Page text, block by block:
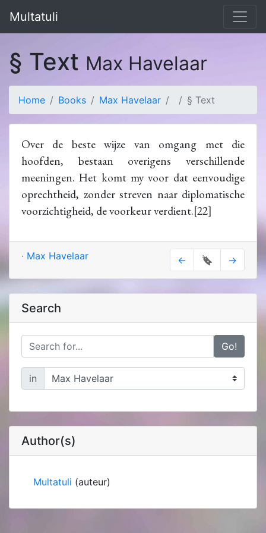
Multatuli
§ Text Max Havelaar
Home Books Max Havelaar § Text
Over de beste wijze van omgang met die
hoofden, bestaan overigens verschillende
meeningen. Het komt my voor dat eenvoudige
oprechtheid, zonder streven naar diplomatische
voorzichtigheid, de voorkeur verdient.[22]
· Max Havelaar ← 🔖 →
Search
Go!
in
Author(s)
Multatuli (auteur)